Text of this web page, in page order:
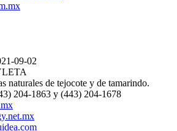
09-02
naturales de tejocote y de tamarindo.
204-1863 y (443) 204-1678